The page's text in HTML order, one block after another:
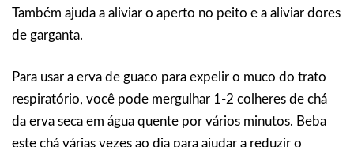
Também ajuda a aliviar o aperto no peito e a aliviar dores
de garganta.
Para usar a erva de guaco para expelir o muco do trato
respiratório, você pode mergulhar 1-2 colheres de chá
da erva seca em água quente por vários minutos. Beba
este chá várias vezes ao dia para ajudar a reduzir o